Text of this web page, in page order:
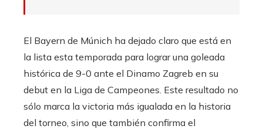
El Bayern de Múnich ha dejado claro que está en
la lista esta temporada para lograr una goleada
histórica de 9-0 ante el Dinamo Zagreb en su
debut en la Liga de Campeones. Este resultado no
sólo marca la victoria más igualada en la historia
del torneo, sino que también confirma el